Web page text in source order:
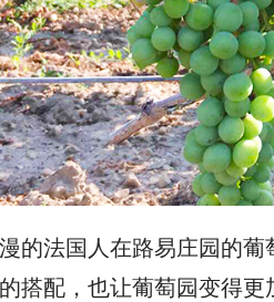
的法国人在路易庄园的
搭配，也让葡萄园变得更